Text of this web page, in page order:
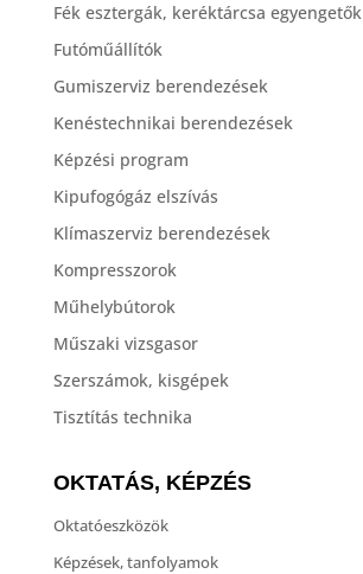
Fék esztergák, keréktárcsa egyengetők
Futóműállítók
Gumiszerviz berendezések
Kenéstechnikai berendezések
Képzési program
Kipufogógáz elszívás
Klímaszerviz berendezések
Kompresszorok
Műhelybútorok
Műszaki vizsgasor
Szerszámok, kisgépek
Tisztítás technika
OKTATÁS, KÉPZÉS
Oktatóeszközök
Képzések, tanfolyamok